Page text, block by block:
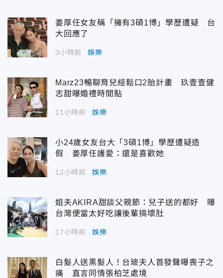
姜厚任女友稱「擁有3碩1博」學歷遭疑 台
大回應了
3小時前 娛樂
Marz23暢聊育兒經鬆口2胎計畫 玖壹壹健
志甜曝婚禮時間點
11小時前 娛樂
小24歲女友台大「3碩1博」學歷遭疑造
假 姜厚任護愛：還是喜歡她
12小時前 娛樂
姐夫AKIRA甜談父親節：兒子送的都好 曝
台灣便當太好吃讓後輩搞壞肚
17小時前 娛樂
白髮人送黑髮人！台玻夫人首發聲曝喪子之
痛 直言同情張柏芝處境